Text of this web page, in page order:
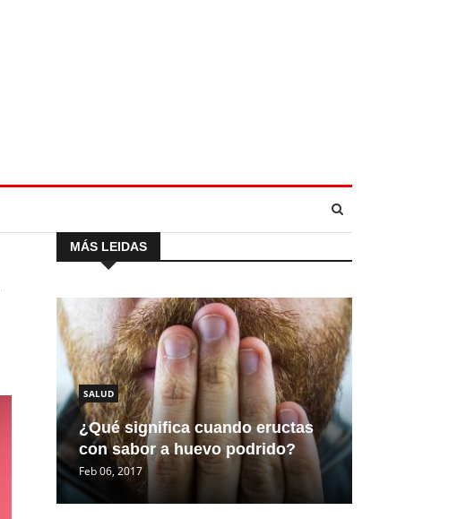
MÁS LEIDAS
SALUD
¿Qué significa cuando eructas
con sabor a huevo podrido?
Feb 06, 2017